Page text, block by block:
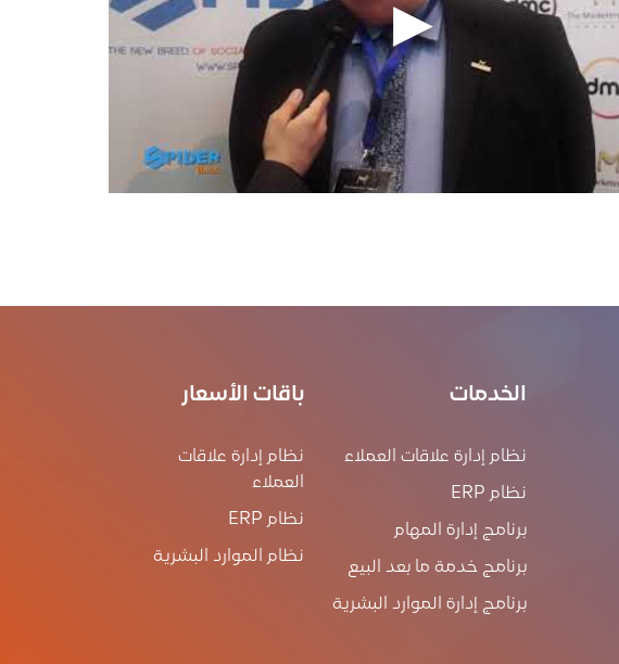
الخدمات
نظام إدارة علاقات العملاء
نظام ERP
برنامج إدارة المهام
برنامج خدمة ما بعد البيع
برنامج إدارة الموارد البشرية
باقات الأسعار
نظام إدارة علاقات
العملاء
نظام ERP
نظام الموارد البشرية